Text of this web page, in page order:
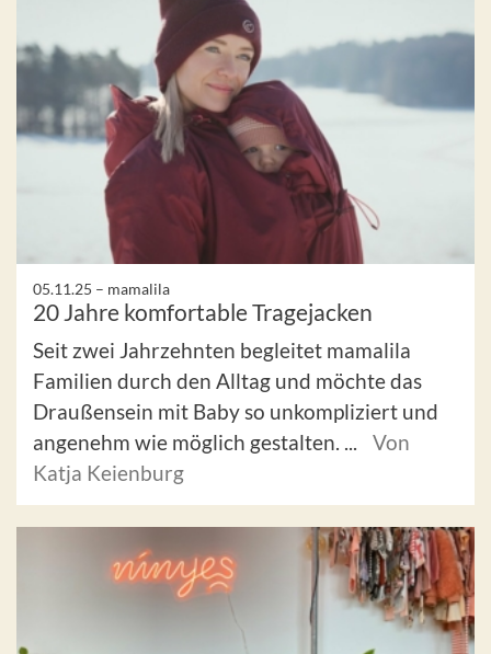
05.11.25 – mamalila
20 Jahre komfortable Tragejacken
Seit zwei Jahrzehnten begleitet mamalila
Familien durch den Alltag und möchte das
Draußensein mit Baby so unkompliziert und
angenehm wie möglich gestalten. ...
Von
Katja Keienburg